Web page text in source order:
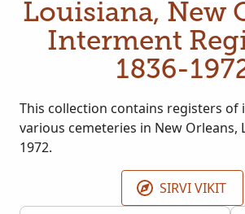
Louisiana, New
Interment
1836-
This collection contains registers
various cemeteries in New Orleans,
1972.
SIRVI VIKIT